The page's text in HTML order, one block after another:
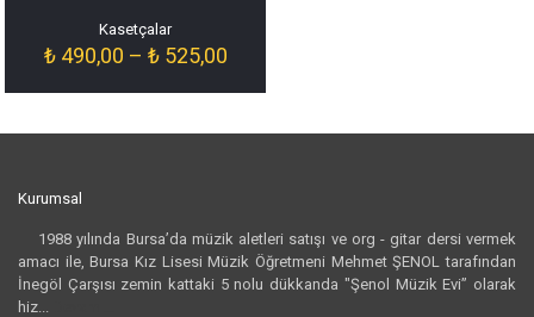
Kasetçalar
₺490,00 – ₺525,00Fiyat
₺ 490,00
Kurumsal
1988 yılında Bursa’da müzik aletleri satışı ve org - gitar dersi vermek
amacı ile, Bursa Kız Lisesi Müzik Öğretmeni Mehmet ŞENOL tarafından
İnegöl Çarşısı zemin kattaki 5 nolu dükkanda "Şenol Müzik Evi” olarak
hiz...